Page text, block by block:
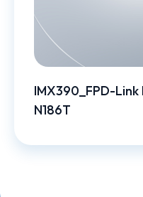
IMX390_FPD-Link
N186T